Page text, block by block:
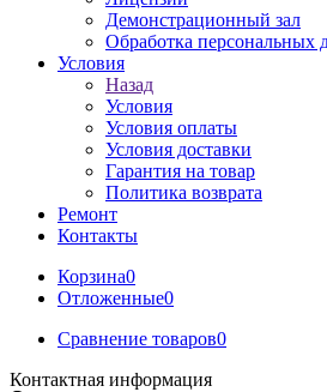
Демонстрационный зал
Обработка персональных
Условия
Назад
Условия
Условия оплаты
Условия доставки
Гарантия на товар
Политика возврата
Ремонт
Контакты
Корзина0
Отложенные0
Сравнение товаров0
Контактная информация